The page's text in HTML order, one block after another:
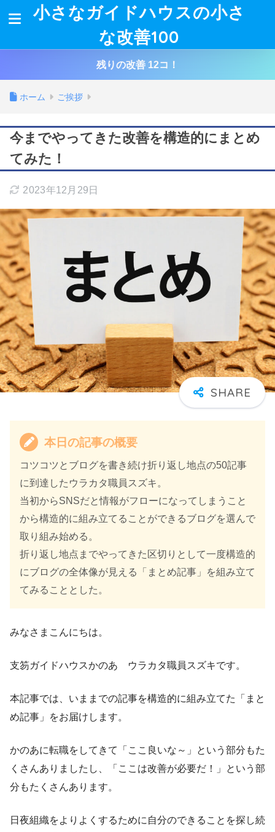
小さなガイドハウスの小さ
な改善100
残りの改善 12コ！
ホーム ご挨拶
今までやってきた改善を構造的にまとめ
てみた！
2023年12月29日
本日の記事の概要
コツコツとブログを書き続け折り返し地点の50記事
に到達したウラカタ職員スズキ。
当初からSNSだと情報がフローになってしまうこと
から構造的に組み立てることができるブログを選んで
取り組み始める。
折り返し地点までやってきた区切りとして一度構造的
にブログの全体像が見える「まとめ記事」を組み立て
てみることとした。
みなさまこんにちは。
支笏ガイドハウスかのあ ウラカタ職員スズキです。
本記事では、いままでの記事を構造的に組み立てた「まと
め記事」をお届けします。
かのあに転職をしてきて「ここ良いな～」という部分もた
くさんありましたし、「ここは改善が必要だ！」という部
分もたくさんあります。
日夜組織をよりよくするために自分のできることを探し続